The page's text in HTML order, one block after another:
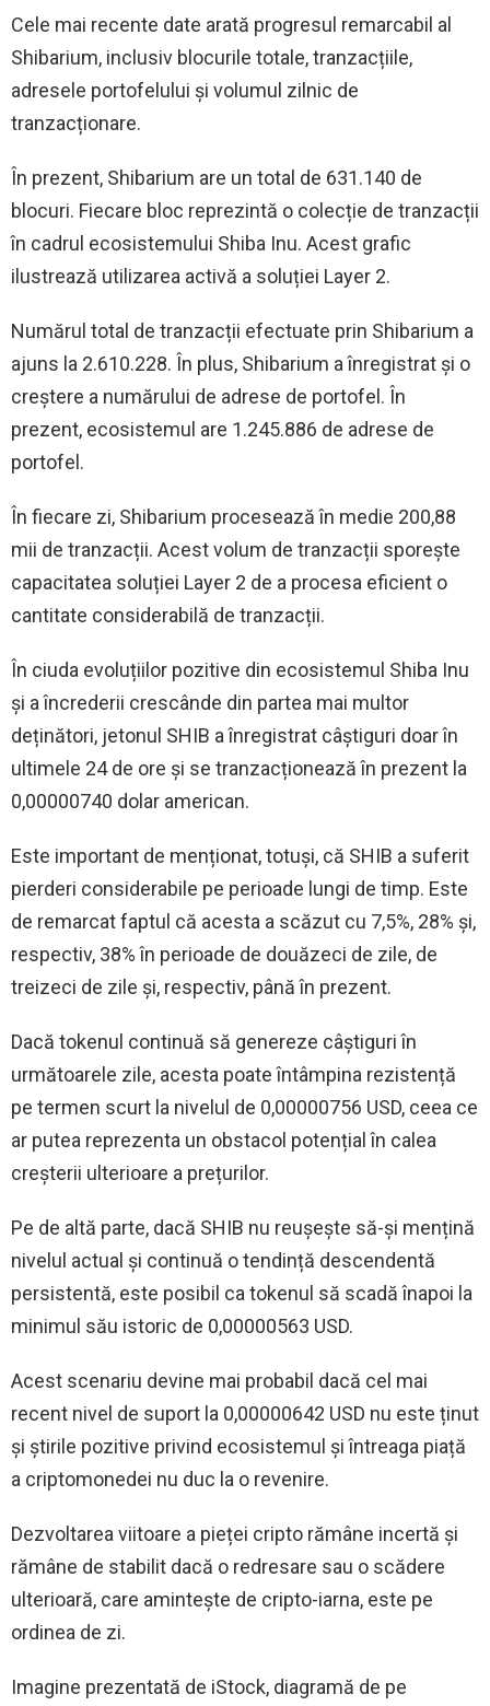
Cele mai recente date arată progresul remarcabil al
Shibarium, inclusiv blocurile totale, tranzacțiile,
adresele portofelului și volumul zilnic de
tranzacționare.
În prezent, Shibarium are un total de 631.140 de
blocuri. Fiecare bloc reprezintă o colecție de tranzacții
în cadrul ecosistemului Shiba Inu. Acest grafic
ilustrează utilizarea activă a soluției Layer 2.
Numărul total de tranzacții efectuate prin Shibarium a
ajuns la 2.610.228. În plus, Shibarium a înregistrat și o
creștere a numărului de adrese de portofel. În
prezent, ecosistemul are 1.245.886 de adrese de
portofel.
În fiecare zi, Shibarium procesează în medie 200,88
mii de tranzacții. Acest volum de tranzacții sporește
capacitatea soluției Layer 2 de a procesa eficient o
cantitate considerabilă de tranzacții.
În ciuda evoluțiilor pozitive din ecosistemul Shiba Inu
și a încrederii crescânde din partea mai multor
deținători, jetonul SHIB a înregistrat câștiguri doar în
ultimele 24 de ore și se tranzacționează în prezent la
0,00000740 dolar american.
Este important de menționat, totuși, că SHIB a suferit
pierderi considerabile pe perioade lungi de timp. Este
de remarcat faptul că acesta a scăzut cu 7,5%, 28% și,
respectiv, 38% în perioade de douăzeci de zile, de
treizeci de zile și, respectiv, până în prezent.
Dacă tokenul continuă să genereze câștiguri în
următoarele zile, acesta poate întâmpina rezistență
pe termen scurt la nivelul de 0,00000756 USD, ceea ce
ar putea reprezenta un obstacol potențial în calea
creșterii ulterioare a prețurilor.
Pe de altă parte, dacă SHIB nu reușește să-și mențină
nivelul actual și continuă o tendință descendentă
persistentă, este posibil ca tokenul să scadă înapoi la
minimul său istoric de 0,00000563 USD.
Acest scenariu devine mai probabil dacă cel mai
recent nivel de suport la 0,00000642 USD nu este ținut
și știrile pozitive privind ecosistemul și întreaga piață
a criptomonedei nu duc la o revenire.
Dezvoltarea viitoare a pieței cripto rămâne incertă și
rămâne de stabilit dacă o redresare sau o scădere
ulterioară, care amintește de cripto-iarna, este pe
ordinea de zi.
Imagine prezentată de iStock, diagramă de pe